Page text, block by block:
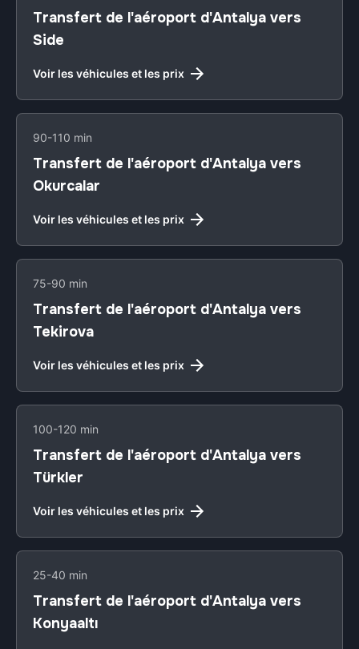
Transfert de l'aéroport d'Antalya vers
Side
Voir les véhicules et les prix
90-110 min
Transfert de l'aéroport d'Antalya vers
Okurcalar
Voir les véhicules et les prix
75-90 min
Transfert de l'aéroport d'Antalya vers
Tekirova
Voir les véhicules et les prix
100-120 min
Transfert de l'aéroport d'Antalya vers
Türkler
Voir les véhicules et les prix
25-40 min
Transfert de l'aéroport d'Antalya vers
Konyaaltı